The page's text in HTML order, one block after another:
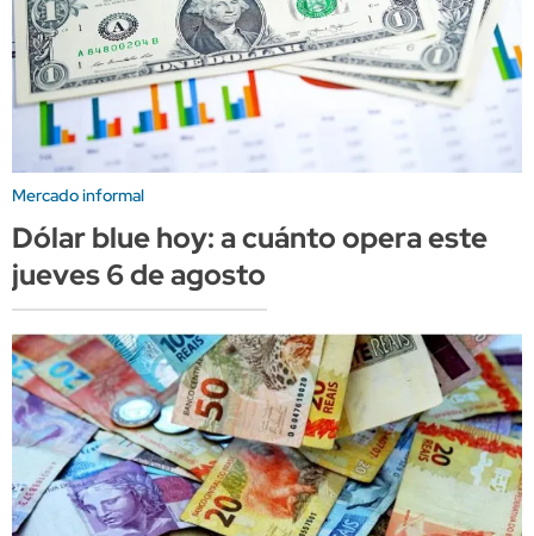
Mercado informal
Dólar blue hoy: a cuánto opera este
jueves 6 de agosto